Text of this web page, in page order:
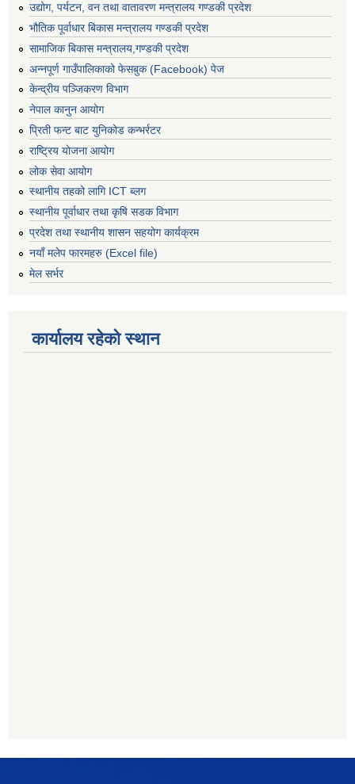
उद्योग, पर्यटन, वन तथा वातावरण मन्त्रालय गण्डकी प्रदेश
भौतिक पूर्वाधार बिकास मन्त्रालय गण्डकी प्रदेश
सामाजिक बिकास मन्त्रालय,गण्डकी प्रदेश
अन्नपूर्ण गाउँपालिकाको फेसबुक (Facebook) पेज
केन्द्रीय पञ्जिकरण विभाग
नेपाल कानुन आयोग
प्रिती फन्ट बाट युनिकोड कन्भर्रटर
राष्ट्रिय योजना आयोग
लोक सेवा आयोग
स्थानीय तहको लागि ICT ब्लग
स्थानीय पूर्वाधार तथा कृषि सडक विभाग
प्रदेश तथा स्थानीय शासन सहयोग कार्यक्रम
नयाँ मलेप फारमहरु (Excel file)
मेल सर्भर
कार्यालय रहेको स्थान